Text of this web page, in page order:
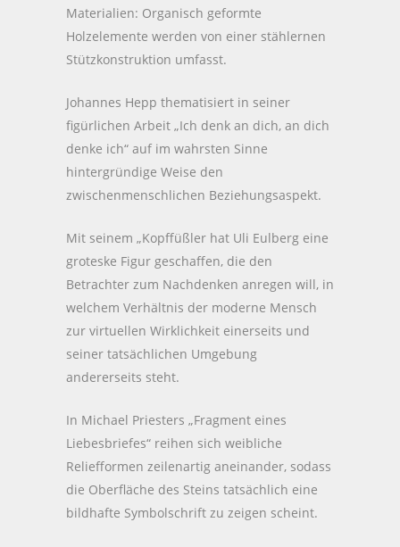
Materialien: Organisch geformte
Holzelemente werden von einer stählernen
Stützkonstruktion umfasst.
Johannes Hepp thematisiert in seiner
figürlichen Arbeit „Ich denk an dich, an dich
denke ich“ auf im wahrsten Sinne
hintergründige Weise den
zwischenmenschlichen Beziehungsaspekt.
Mit seinem „Kopffüßler hat Uli Eulberg eine
groteske Figur geschaffen, die den
Betrachter zum Nachdenken anregen will, in
welchem Verhältnis der moderne Mensch
zur virtuellen Wirklichkeit einerseits und
seiner tatsächlichen Umgebung
andererseits steht.
In Michael Priesters „Fragment eines
Liebesbriefes“ reihen sich weibliche
Reliefformen zeilenartig aneinander, sodass
die Oberfläche des Steins tatsächlich eine
bildhafte Symbolschrift zu zeigen scheint.